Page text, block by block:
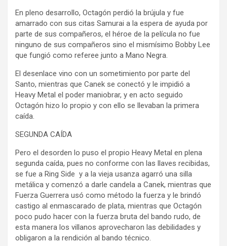
En pleno desarrollo, Octagón perdió la brújula y fue
amarrado con sus citas Samurai a la espera de ayuda por
parte de sus compañeros, el héroe de la película no fue
ninguno de sus compañeros sino el mismísimo Bobby Lee
que fungió como referee junto a Mano Negra.
El desenlace vino con un sometimiento por parte del
Santo, mientras que Canek se conectó y le impidió a
Heavy Metal el poder maniobrar, y en acto seguido
Octagón hizo lo propio y con ello se llevaban la primera
caída.
SEGUNDA CAÍDA
Pero el desorden lo puso el propio Heavy Metal en plena
segunda caída, pues no conforme con las llaves recibidas,
se fue a Ring Side y a la vieja usanza agarró una silla
metálica y comenzó a darle candela a Canek, mientras que
Fuerza Guerrera usó como método la fuerza y le brindó
castigo al enmascarado de plata, mientras que Octagón
poco pudo hacer con la fuerza bruta del bando rudo, de
esta manera los villanos aprovecharon las debilidades y
obligaron a la rendición al bando técnico.